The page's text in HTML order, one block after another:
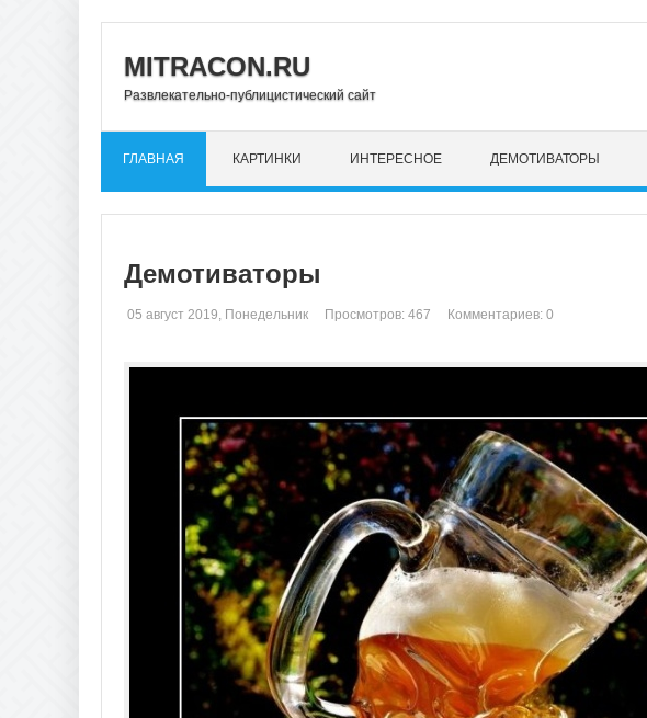
MITRACON.RU
Развлекательно-публицистический сайт
ГЛАВНАЯ КАРТИНКИ ИНТЕРЕСНОЕ ДЕМОТИВАТОРЫ
Демотиваторы
05 август 2019, Понедельник Просмотров: 467 Комментариев: 0